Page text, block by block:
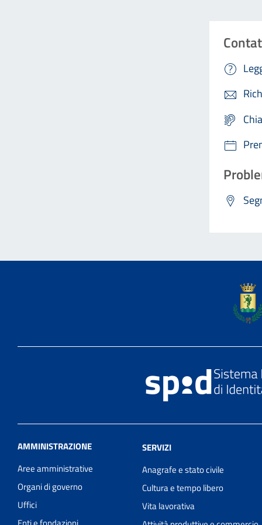
AMMINISTRAZIONE
Aree amministrative
Organi di governo
Uffici
SERVIZI
Anagrafe e stato civile
Cultura e tempo libero
Vita lavorativa